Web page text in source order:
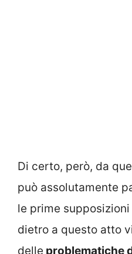
Di certo, però, da
può assolutamente
le prime
dietro a questo atto
delle problematiche